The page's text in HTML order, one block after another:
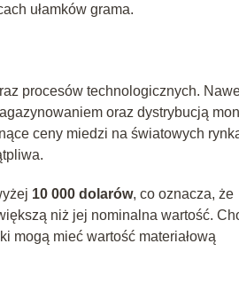
ułamków grama.
procesów technologicznych.
oraz dystrybucją
ceny miedzi na światowych
10 000 dolarów, co oznacza, że
niż jej nominalna wartość.
mogą mieć wartość materiałową